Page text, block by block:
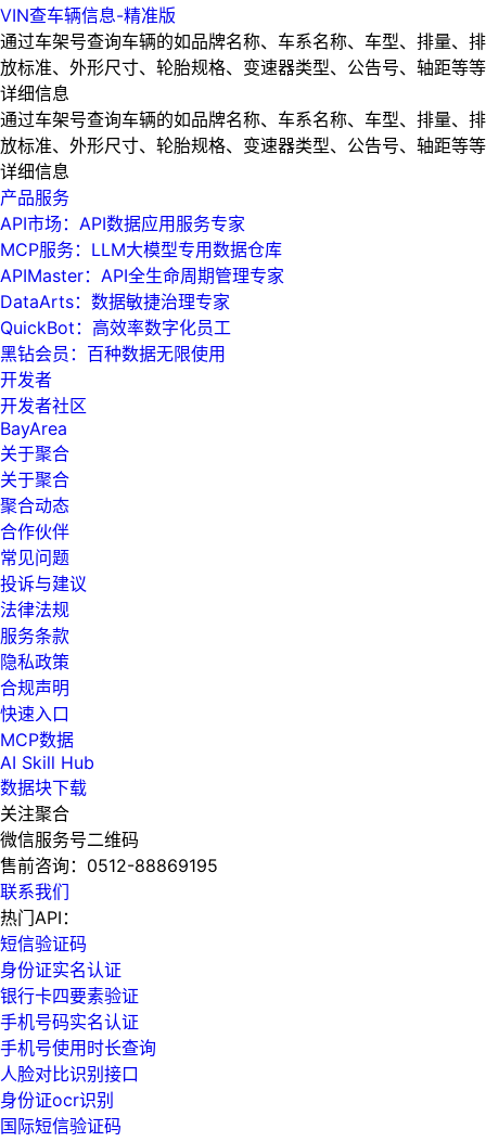
VIN查车辆信息-精准版
通过车架号查询车辆的如品牌名称、车系名称、车型、排量、排
放标准、外形尺寸、轮胎规格、变速器类型、公告号、轴距等等
详细信息
通过车架号查询车辆的如品牌名称、车系名称、车型、排量、排
放标准、外形尺寸、轮胎规格、变速器类型、公告号、轴距等等
详细信息
产品服务
API市场：API数据应用服务专家
MCP服务：LLM大模型专用数据仓库
APIMaster：API全生命周期管理专家
DataArts：数据敏捷治理专家
QuickBot：高效率数字化员工
黑钻会员：百种数据无限使用
开发者
开发者社区
BayArea
关于聚合
关于聚合
聚合动态
合作伙伴
常见问题
投诉与建议
法律法规
服务条款
隐私政策
合规声明
快速入口
MCP数据
AI Skill Hub
数据块下载
关注聚合
微信服务号二维码
售前咨询： 0512-88869195
联系我们
热门API：
短信验证码
身份证实名认证
银行卡四要素验证
手机号码实名认证
手机号使用时长查询
人脸对比识别接口
身份证ocr识别
国际短信验证码